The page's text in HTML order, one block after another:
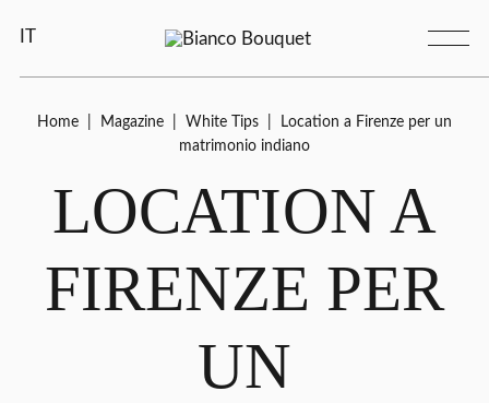
IT
Home Magazine White Tips
Location a Firenze per un
matrimonio indiano
LOCATION A
FIRENZE PER
UN